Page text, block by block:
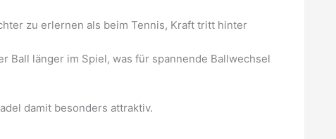
zu erlernen als beim Tennis, Kraft tritt hinter
Ball länger im Spiel, was für spannende Ballwechsel
damit besonders attraktiv.